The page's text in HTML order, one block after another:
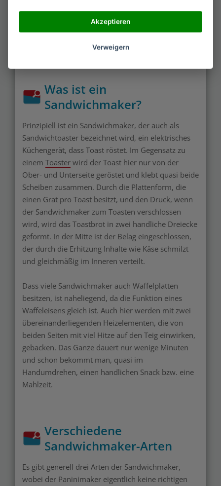
Was ist ein
Sandwichmaker?
Prinzipiell ist ein Sandwichmaker, der auch als
Sandwichtoaster bezeichnet wird, ein elektrisches
Küchengerät, dass Toast röstet. Im Gegensatz zu
einem Toaster wird der Toast hier nur von der
Ober- und Unterseite geröstet und klebt quasi beide
Scheiben zusammen. Durch die Plattenform, die
einen Grat pro Toast besitzt, und den Druck, wenn
der Sandwichmaker zum Toasten verschlossen
wird, wird das Toastbrot in zwei handliche Dreiecke
geformt. In der Mitte ist der Belag eingeschlossen,
der durch die Erhitzung Inhalte wie Käse schmilzt
und gleichmäßig im Inneren verteilt.
Dass viele Sandwichmaker auch Waffelplatten
besitzen, ist naheliegend, da die Funktion eines
Waffeleisens gleich ist. Auch hier werden mit zwei
übereinanderliegenden Heizelementen, die von
beiden Seiten mit viel Hitze auf den Teig einwirken,
gebacken. Das Ganze dauert nur wenige Minuten
und schon bekommt man, quasi im
Handumdrehen, einen handlichen Snack bzw. eine
Mahlzeit.
Verschiedene
Sandwichmaker-Arten
Es gibt generell drei Arten der Sandwichmaker,
wobei der Paninimaker eigentlich keine richtigen
Akzeptieren
Verweigern